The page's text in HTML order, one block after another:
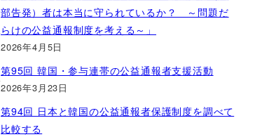
部告発）者は本当に守られているか？ ～問題だ
らけの公益通報制度を考える～」
2026年4月5日
第95回 韓国・参与連帯の公益通報者支援活動
2026年3月23日
第94回 日本と韓国の公益通報者保護制度を調べて
比較する